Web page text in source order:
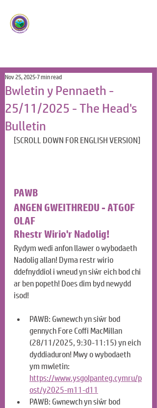
Bwletin y Pennaeth -
25/11/2025 - The Head's
Bulletin
Nov 25, 20257 min read
[SCROLL DOWN FOR ENGLISH VERSION]
PAWB
ANGEN GWEITHREDU - ATGOF
OLAF
Rhestr Wirio'r Nadolig!
Rydym wedi anfon llawer o wybodaeth
Nadolig allan! Dyma restr wirio
ddefnyddiol i wneud yn siŵr eich bod chi
ar ben popeth! Does dim byd newydd
isod!
PAWB: Gwnewch yn siŵr bod
gennych Fore Coffi MacMillan
(28/11/2025, 9:30-11:15) yn eich
dyddiaduron! Mwy o wybodaeth
ym mwletin:
https://www.ysgolpanteg.cymru/p
ost/y2025-m11-d11
PAWB: Gwnewch yn siŵr bod